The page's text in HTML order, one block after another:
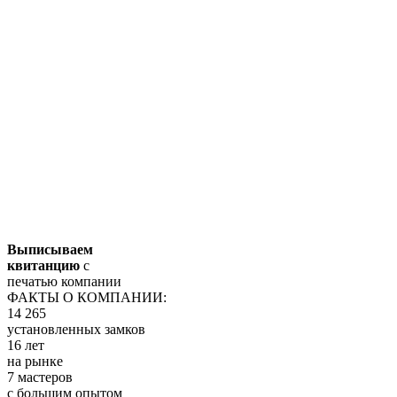
Выписываем
квитанцию с
печатью компании
ФАКТЫ О КОМПАНИИ:
14 265
установленных замков
16 лет
на рынке
7 мастеров
с большим опытом